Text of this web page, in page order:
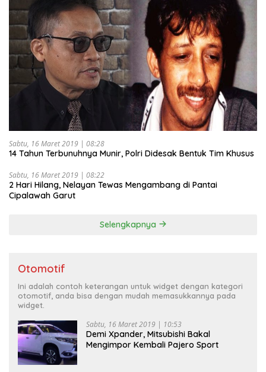
Sabtu, 16 Maret 2019 | 08:28
14 Tahun Terbunuhnya Munir, Polri Didesak Bentuk Tim Khusus
Sabtu, 16 Maret 2019 | 08:22
2 Hari Hilang, Nelayan Tewas Mengambang di Pantai
Cipalawah Garut
Selengkapnya
Otomotif
Ini adalah contoh keterangan untuk widget dengan kategori
otomotif, anda bisa dengan mudah memasukkannya pada
widget.
Sabtu, 16 Maret 2019 | 10:53
Demi Xpander, Mitsubishi Bakal
Mengimpor Kembali Pajero Sport